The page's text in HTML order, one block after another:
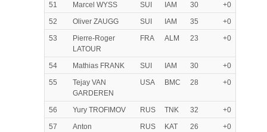
51 Marcel WYSS SUI IAM 30
+0
52
Oliver ZAUGG SUI IAM 35
+0
53
Pierre-Roger
LATOUR
FRA ALM 23 +0
54 Mathias FRANK SUI IAM 30
+0
55
Tejay VAN
GARDEREN
USA BMC 28 +0
56 Yury TROFIMOV RUS TNK 32
+0
57
Anton
RUS KAT 26 +0